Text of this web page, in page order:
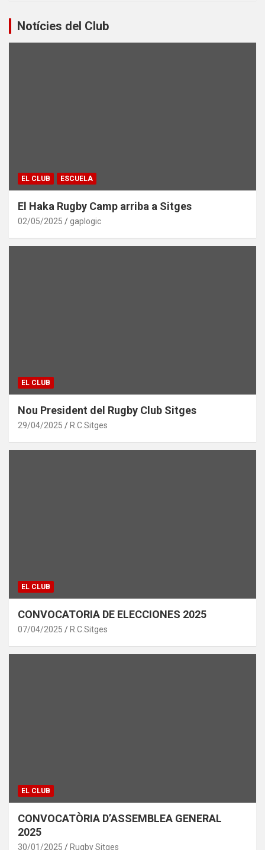
Notícies del Club
EL CLUB ESCUELA
El Haka Rugby Camp arriba a Sitges
02/05/2025 gaplogic
EL CLUB
Nou President del Rugby Club Sitges
29/04/2025 R.C.Sitges
EL CLUB
CONVOCATORIA DE ELECCIONES 2025
07/04/2025 R.C.Sitges
EL CLUB
CONVOCATÒRIA D’ASSEMBLEA GENERAL
2025
30/01/2025 Rugby Sitges